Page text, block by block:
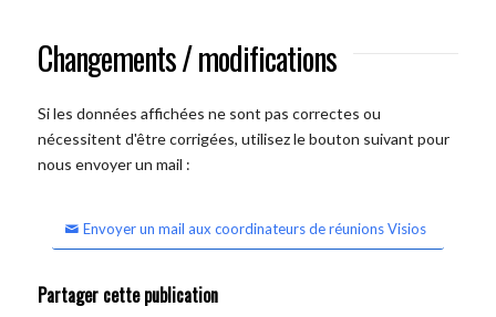
Changements / modifications
Si les données affichées ne sont pas correctes ou
nécessitent d'être corrigées, utilisez le bouton suivant pour
nous envoyer un mail :
Envoyer un mail aux coordinateurs de réunions Visios
Partager cette publication